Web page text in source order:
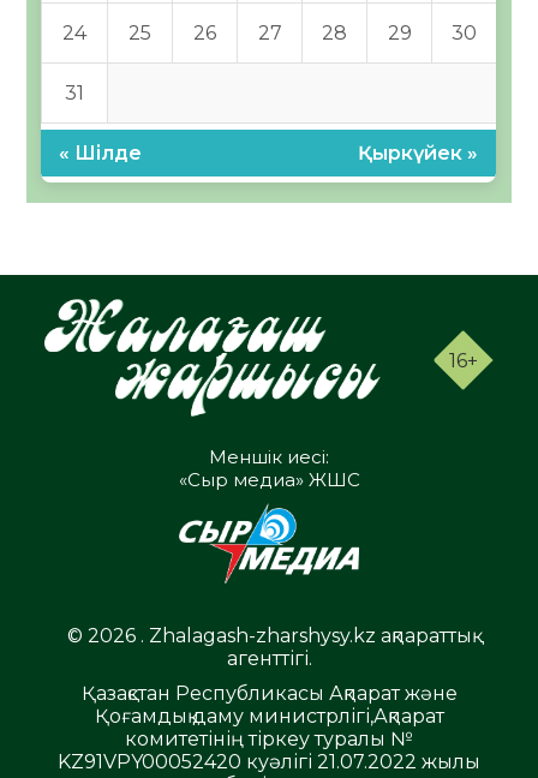
24 25 26 27 28 29 30
31
« Шілде Қыркүйек »
16+
Меншік иесі:
«Сыр медиа» ЖШС
© 2026 . Zhalagash-zharshysy.kz ақпараттық
агенттігі.
Қазақстан Республикасы Ақпарат және
Қоғамдық даму министрлігі,Ақпарат
комитетінің тіркеу туралы №
KZ91VPY00052420 куәлігі 21.07.2022 жылы